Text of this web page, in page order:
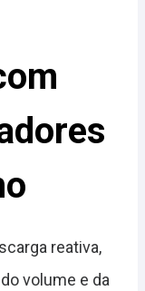
reativa,
volume e da